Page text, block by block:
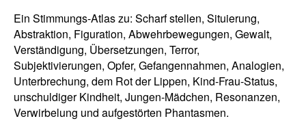
Ein Stimmungs-Atlas zu: Scharf stellen, Situierung,
Abstraktion, Figuration, Abwehrbewegungen, Gewalt,
Verständigung, Übersetzungen, Terror,
Subjektivierungen, Opfer, Gefangennahmen, Analogien,
Unterbrechung, dem Rot der Lippen, Kind-Frau-Status,
unschuldiger Kindheit, Jungen-Mädchen, Resonanzen,
Verwirbelung und aufgestörten Phantasmen.